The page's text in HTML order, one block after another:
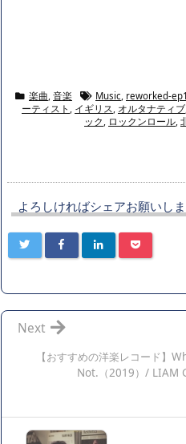
楽曲, 音楽 Music, reworked-
ーティスト , イギリス, オルタナティブ
ック , ロックンロール,
よろしければシェアお願いし
【おすすめの洋楽レコード】
Not.（2019）/ LIAM
Next